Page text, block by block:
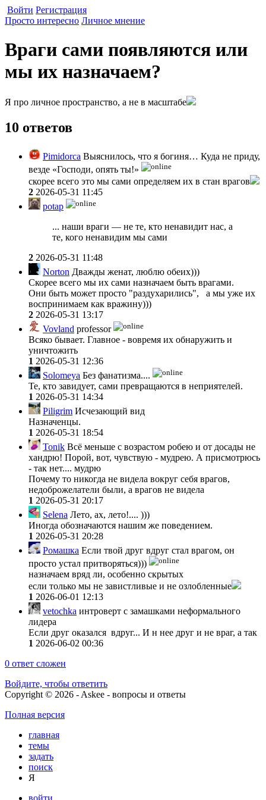
Войти Регистрация
Просто интересно Личное мнение
Враги сами появляются или
мы их назначаем?
Я про личное пространство, а не в масштабе
10 ответов
Pimidorca Выяснилось, что я богиня… Куда не приду,
везде «Господи, опять ты!»
скорее всего это мы сами определяем их в стан врагов
2 2026-05-31 11:45
potap
... наши враги — не те, кто ненавидит нас, а
те, кого ненавидим мы сами
2 2026-05-31 11:48
Norton Дважды женат, люблю обеих)))
Скорее всего мы их сами назначаем быть врагами.
Они быть может просто "раздухарились", а мы уже их
воспринимаем как вражину)))
2 2026-05-31 13:17
Vovland professor
Всяко бывает. Главное - вовремя их обнаружить и
уничтожить
1 2026-05-31 12:36
Solomeya Без фанатизма....
Те, кто завидует, сами превращаются в неприятелей.
1 2026-05-31 14:34
Piligrim Исчезающий вид
Назначенцы.
1 2026-05-31 18:54
Tonik Всё меньше с возрастом робею и от досады не
хандрю! Порой, вот, чувствую - мудрею. А присмотрюсь
- так нет.... мудрю
Почему то никогда не видела вокруг себя врагов,
недоброжелатели были, а врагов не видела
1 2026-05-31 20:17
Selena Лето, ах, лето!.... )))
Иногда обозначаются нашим же поведением.
1 2026-05-31 20:28
Ромашка Если твой друг вдруг стал врагом, он
просто устал притворяться)))
назначаем вряд ли, особенно скрытых
если только мы не завистливые и не озлобленные
1 2026-06-01 12:13
vetochka интроверт с замашками неформального
лидера
Если друг оказался вдруг... И н нее друг и не враг, а так
1 2026-06-02 00:36
0 ответ сложен
Войдите, чтобы ответить
Copyright © 2026 - Askee - вопросы и ответы
Полная версия
главная
темы
задать
поиск
Я